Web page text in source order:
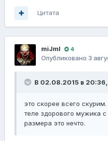
Цитата
miJmI 4
Опубликовано 3
В 02.08.2015 в 20:36,
это скорее всего
теле здорового мужика
размера это нечто.